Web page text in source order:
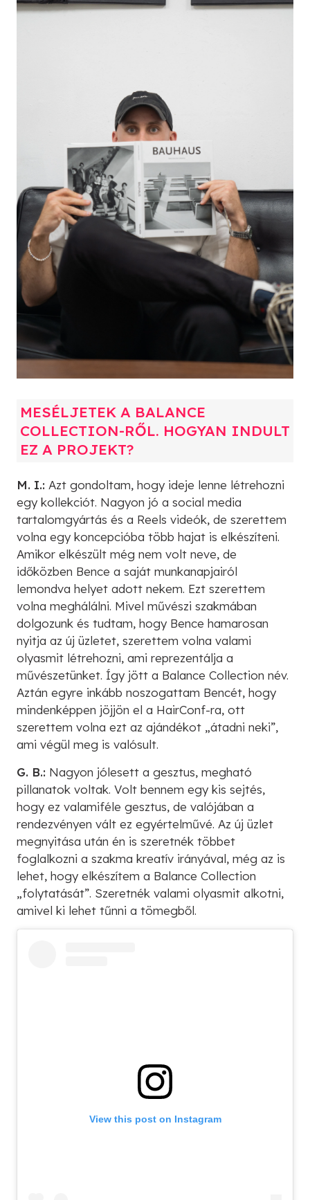
MESÉLJETEK A BALANCE
COLLECTION-RŐL. HOGYAN INDULT
EZ A PROJEKT?
M. I.: Azt gondoltam, hogy ideje lenne létrehozni
egy kollekciót. Nagyon jó a social media
tartalomgyártás és a Reels videók, de szerettem
volna egy koncepcióba több hajat is elkészíteni.
Amikor elkészült még nem volt neve, de
időközben Bence a saját munkanapjairól
lemondva helyet adott nekem. Ezt szerettem
volna meghálálni. Mivel művészi szakmában
dolgozunk és tudtam, hogy Bence hamarosan
nyitja az új üzletet, szerettem volna valami
olyasmit létrehozni, ami reprezentálja a
művészetünket. Így jött a Balance Collection név.
Aztán egyre inkább noszogattam Bencét, hogy
mindenképpen jöjjön el a HairConf-ra, ott
szerettem volna ezt az ajándékot „átadni neki”,
ami végül meg is valósult.
G. B.: Nagyon jólesett a gesztus, megható
pillanatok voltak. Volt bennem egy kis sejtés,
hogy ez valamiféle gesztus, de valójában a
rendezvényen vált ez egyértelművé. Az új üzlet
megnyitása után én is szeretnék többet
foglalkozni a szakma kreatív irányával, még az is
lehet, hogy elkészítem a Balance Collection
„folytatását”. Szeretnék valami olyasmit alkotni,
amivel ki lehet tűnni a tömegből.
View this post on Instagram